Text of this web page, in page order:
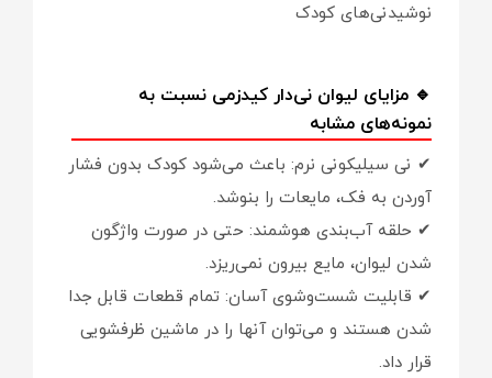
نوشیدنی‌های کودک
🔹 مزایای لیوان نی‌دار کیدزمی نسبت به
نمونه‌های مشابه
✔ نی سیلیکونی نرم: باعث می‌شود کودک بدون فشار
آوردن به فک، مایعات را بنوشد.
✔ حلقه آب‌بندی هوشمند: حتی در صورت واژگون
شدن لیوان، مایع بیرون نمی‌ریزد.
✔ قابلیت شست‌وشوی آسان: تمام قطعات قابل جدا
شدن هستند و می‌توان آنها را در ماشین ظرفشویی
قرار داد.